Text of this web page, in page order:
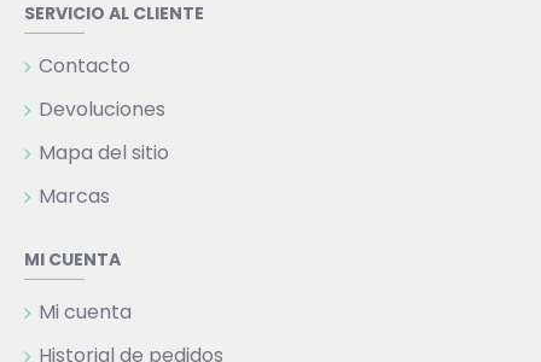
SERVICIO AL CLIENTE
Contacto
Devoluciones
Mapa del sitio
Marcas
MI CUENTA
Mi cuenta
Historial de pedidos